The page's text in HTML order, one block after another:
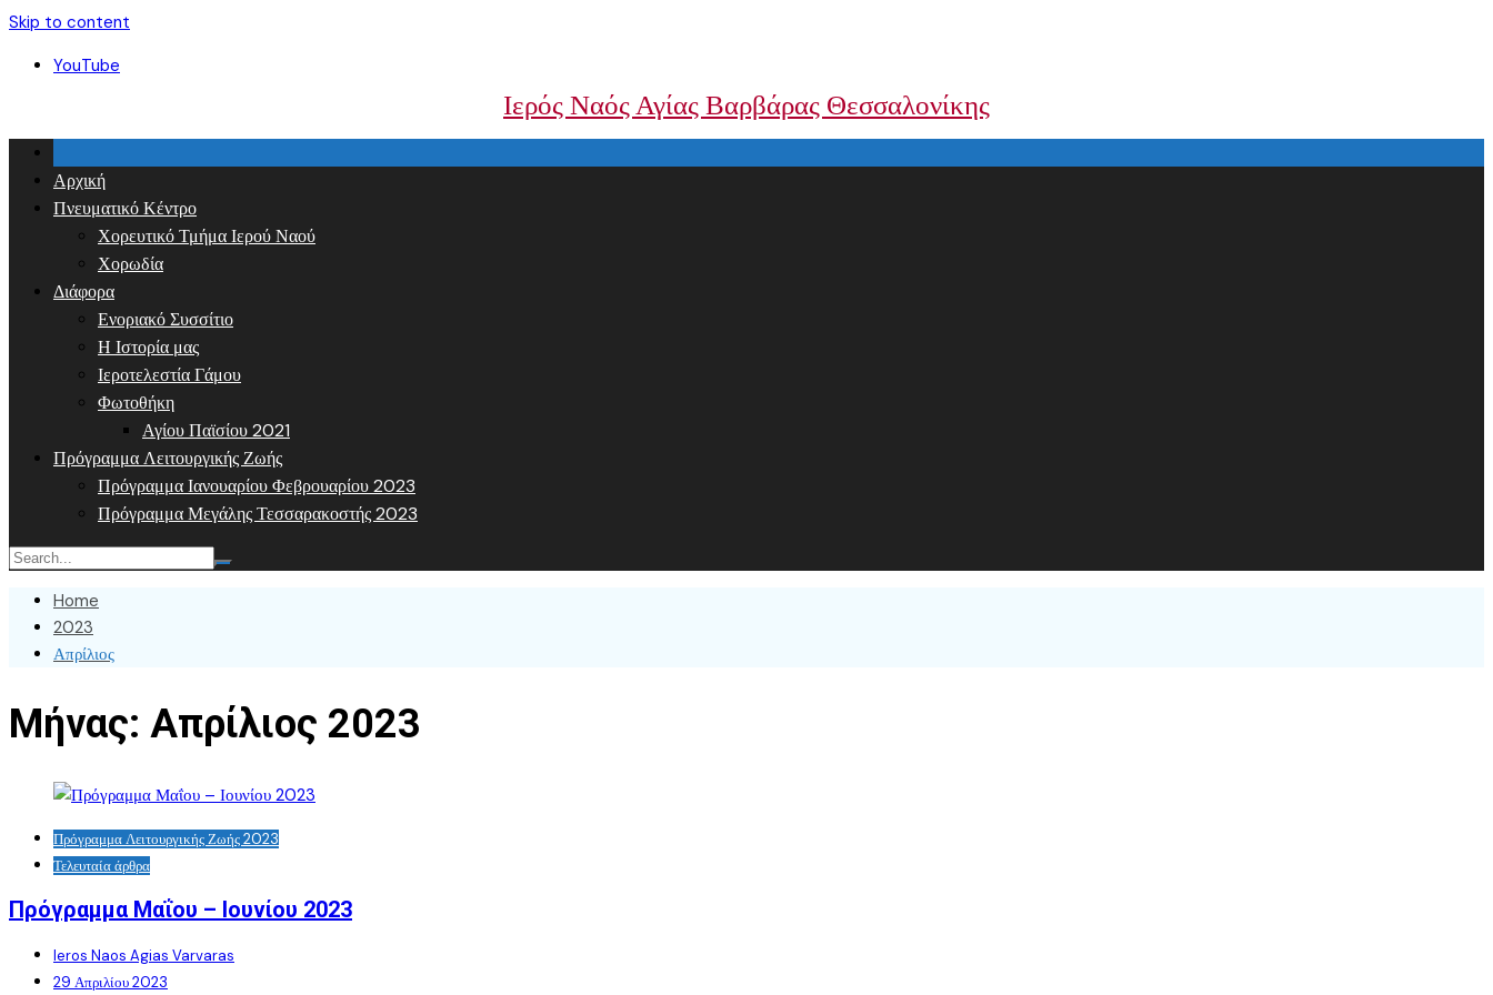
Skip to content
YouTube
Ιερός Ναός Αγίας Βαρβάρας Θεσσαλονίκης
Αρχική
Πνευματικό Κέντρο
Χορευτικό Τμήμα Ιερού Ναού
Χορωδία
Διάφορα
Ενοριακό Συσσίτιο
Η Ιστορία μας
Ιεροτελεστία Γάμου
Φωτοθήκη
Αγίου Παϊσίου 2021
Πρόγραμμα Λειτουργικής Ζωής
Πρόγραμμα Ιανουαρίου Φεβρουαρίου 2023
Πρόγραμμα Μεγάλης Τεσσαρακοστής 2023
Home
2023
Απρίλιος
Μήνας: Απρίλιος 2023
Πρόγραμμα Λειτουργικής Ζωής 2023
Τελευταία άρθρα
Πρόγραμμα Μαΐου – Ιουνίου 2023
Ieros Naos Agias Varvaras
29 Απριλίου 2023